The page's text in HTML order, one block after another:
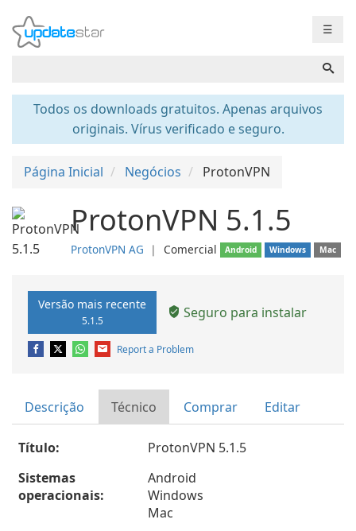
☰
Todos os downloads gratuitos. Apenas arquivos
originais. Vírus verificado e seguro.
Página Inicial Negócios ProtonVPN
ProtonVPN 5.1.5
ProtonVPN AG ❘ Comercial Android Windows Mac
Versão mais recente
5.1.5 Seguro para instalar
Report a Problem
Descrição Técnico Comprar Editar
Título:
ProtonVPN 5.1.5
Sistemas
operacionais:
Android
Windows
Mac